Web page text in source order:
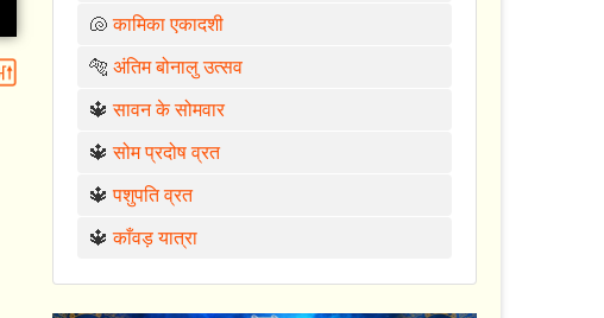
🐚कामिका एकादशी
🐅अंतिम बोनालु उत्सव
🔱सावन के सोमवार
🔱सोम प्रदोष व्रत
🔱पशुपति व्रत
🔱काँवड़ यात्रा